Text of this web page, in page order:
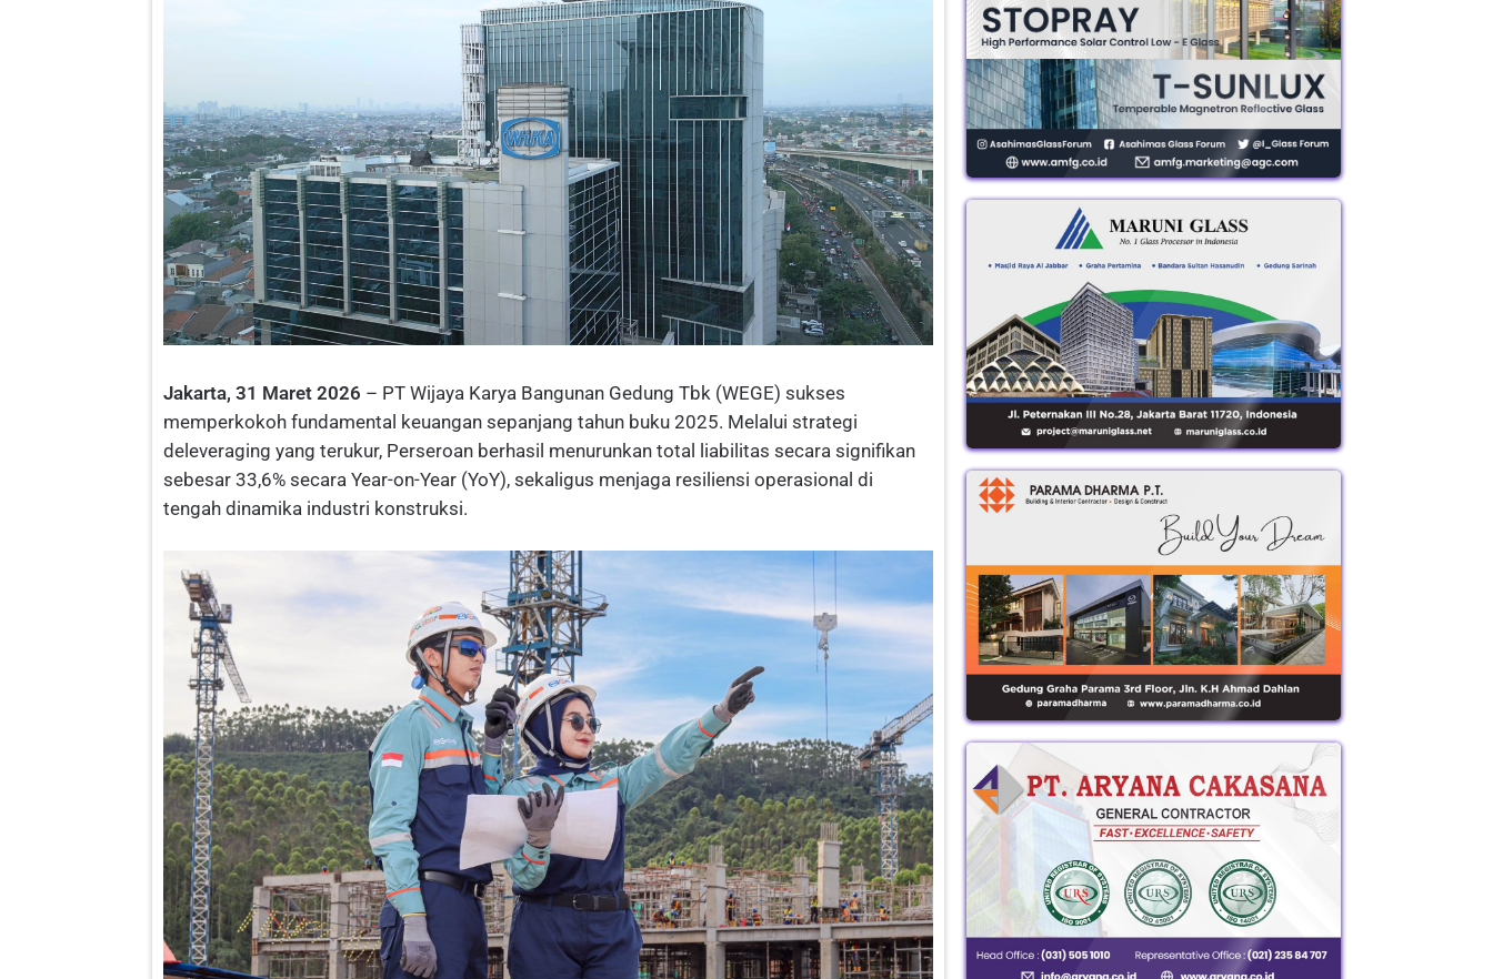
Jakarta, 31 Maret 2026 – PT Wijaya Karya Bangunan Gedung Tbk (WEGE) sukses
memperkokoh fundamental keuangan sepanjang tahun buku 2025. Melalui strategi
deleveraging yang terukur, Perseroan berhasil menurunkan total liabilitas secara signifikan
sebesar 33,6% secara Year-on-Year (YoY), sekaligus menjaga resiliensi operasional di
tengah dinamika industri konstruksi.